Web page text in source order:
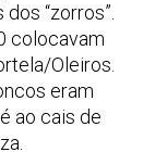
“zorros”.
colocavam
Oleiros.
eram
ao cais de